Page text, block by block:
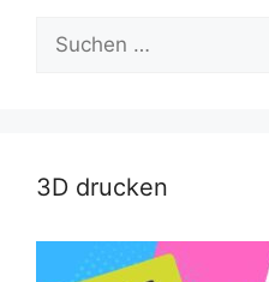
nach:
3D drucken